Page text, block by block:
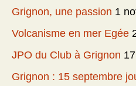
Grignon, une passion 1
Volcanisme en mer Egée
JPO du Club à Grignon
Grignon : 15 septembre